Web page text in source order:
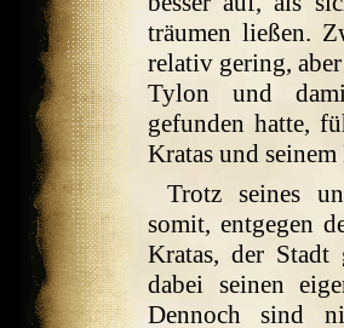
träumen ließen.
relativ gering,
Tylon und
gefunden hatte,
Kratas und
Trotz seines
somit, entgegen
Kratas, der
dabei seinen
Dennoch sind